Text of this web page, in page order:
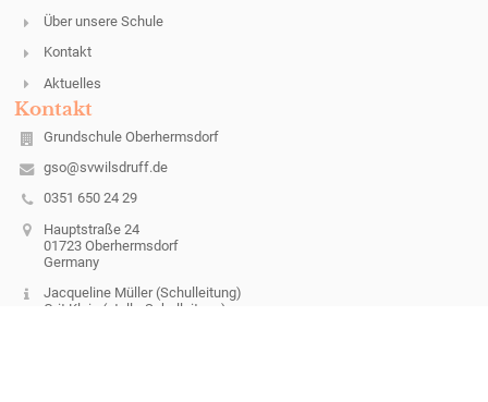
Über unsere Schule
Kontakt
Aktuelles
Kontakt
Grundschule Oberhermsdorf
gso@svwilsdruff.de
0351 650 24 29
Hauptstraße 24
01723 Oberhermsdorf
Germany
Jacqueline Müller (Schulleitung)
Grit Klein (stellv. Schulleitung)